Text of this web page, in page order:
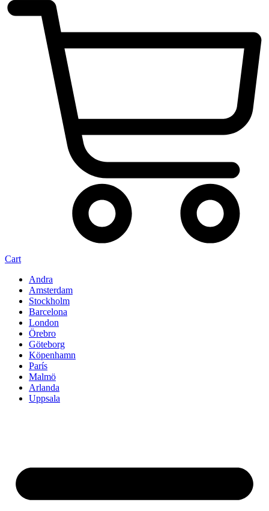
Cart
Andra
Amsterdam
Stockholm
Barcelona
London
Örebro
Göteborg
Köpenhamn
París
Malmö
Arlanda
Uppsala